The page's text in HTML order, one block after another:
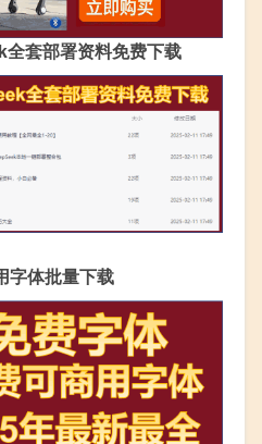
套部署资料免费下载
字体批量下载